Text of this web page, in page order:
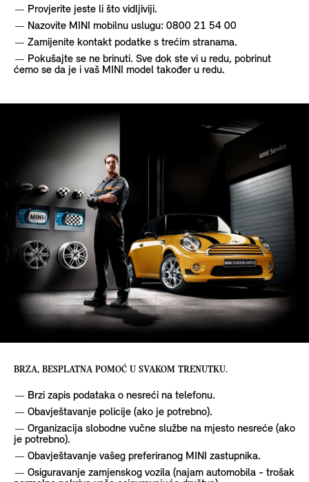
Provjerite jeste li što vidljiviji.
Nazovite MINI mobilnu uslugu: 0800 21 54 00
Zamijenite kontakt podatke s trećim stranama.
Pokušajte se ne brinuti. Sve dok ste vi u redu, pobrinut
ćemo se da je i vaš MINI model također u redu.
BRZA, BESPLATNA POMOĆ U SVAKOM TRENUTKU.
Brzi zapis podataka o nesreći na telefonu.
Obavještavanje policije (ako je potrebno).
Organizacija slobodne vučne službe na mjesto nesreće (ako
je potrebno).
Obavještavanje vašeg preferiranog MINI zastupnika.
Osiguravanje zamjenskog vozila (najam automobila - trošak